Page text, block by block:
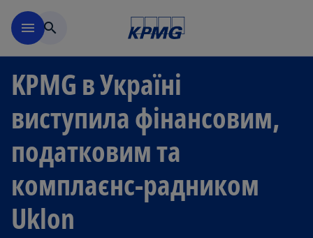
menu search
KPMG в Україні
виступила фінансовим,
податковим та
комплаєнс-радником
Uklon